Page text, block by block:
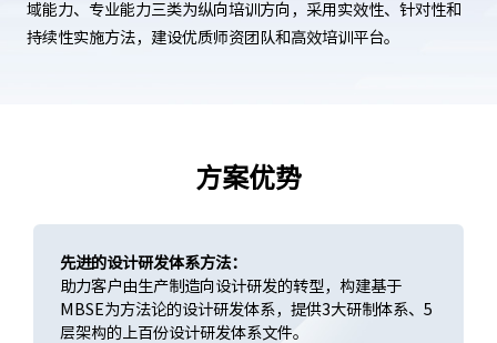
域能力、专业能力三类为纵向培训方向，采用实效性、针对性和
持续性实施方法，建设优质师资团队和高效培训平台。
方案优势
先进的设计研发体系方法：
助力客户由生产制造向设计研发的转型，构建基于
MBSE为方法论的设计研发体系，提供3大研制体系、5
层架构的上百份设计研发体系文件。